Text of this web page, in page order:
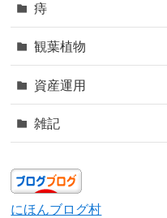
痔
観葉植物
資産運用
雑記
にほんブログ村